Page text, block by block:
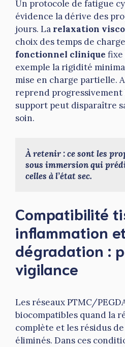
Un protocole de fatigue
évidence la dérive des
jours. La relaxation
choix des temps de
fonctionnel clinique fixe
exemple la rigidité
mise en charge partielle.
reprend progressivement
support peut disparaître
soin.
À retenir : ce sont les
sous immersion qui
celles à l’état sec.
Compatibilité
inflammation
dégradation :
vigilance
Les réseaux PTMC/
biocompatibles quand la
complète et les résidus
éliminés. Dans ces